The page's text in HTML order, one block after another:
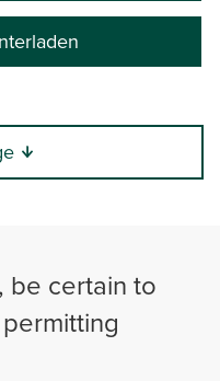
/ 10:48
be certain to